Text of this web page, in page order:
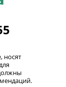
носят